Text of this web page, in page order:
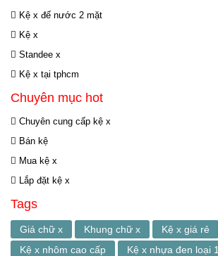
Kệ x đế nước 2 mặt
Kệ x
Standee x
Kệ x tại tphcm
Chuyên mục hot
Chuyên cung cấp kệ x
Bán kệ
Mua kệ x
Lắp đặt kệ x
Tags
Giá chữ x Khung chữ x
Kệ x giá rẻ
Kệ x nhôm cao cấp
Kệ x nhựa đen loại 1